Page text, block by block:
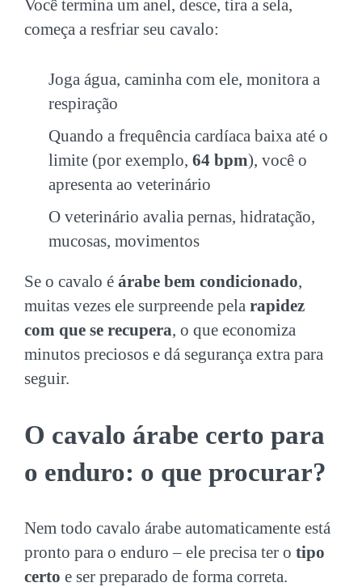
Você termina um anel, desce, tira a sela,
começa a resfriar seu cavalo:
Joga água, caminha com ele, monitora a
respiração
Quando a frequência cardíaca baixa até o
limite (por exemplo, 64 bpm), você o
apresenta ao veterinário
O veterinário avalia pernas, hidratação,
mucosas, movimentos
Se o cavalo é árabe bem condicionado,
muitas vezes ele surpreende pela rapidez
com que se recupera, o que economiza
minutos preciosos e dá segurança extra para
seguir.
O cavalo árabe certo para
o enduro: o que procurar?
Nem todo cavalo árabe automaticamente está
pronto para o enduro – ele precisa ter o tipo
certo e ser preparado de forma correta.